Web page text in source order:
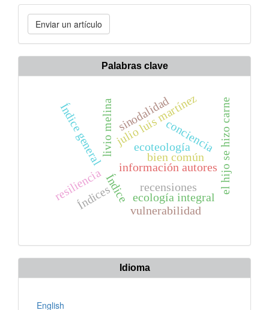
Enviar
un
artículo
Enviar un artículo
Palabras clave
recensiones
información autores
livio melina conciencia
julio luis martínez
ecoteología
ecología integral
bien común
Índice general sinodalidad el hijo se hizo carne
Índice
vulnerabilidad
resiliencia
Índices
Idioma
English